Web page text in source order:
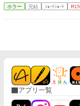
は、そんな“
のページを閉
ホラー 完結 ｼｮｰﾄｼｮｰﾄ R15
アプリ一覧